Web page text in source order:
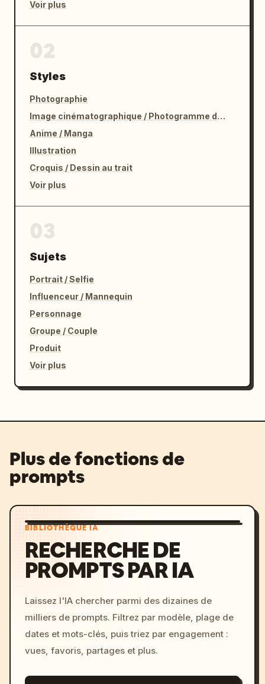
Voir plus
Styles
Photographie
Image cinématographique / Photogramme de film
Anime / Manga
Illustration
Croquis / Dessin au trait
Voir plus
Sujets
Portrait / Selfie
Influenceur / Mannequin
Personnage
Groupe / Couple
Produit
Voir plus
Plus de fonctions de
prompts
BIBLIOTHÈQUE IA
RECHERCHE DE
PROMPTS PAR IA
Laissez l'IA chercher parmi des dizaines de
milliers de prompts. Filtrez par modèle, plage de
dates et mots-clés, puis triez par engagement :
vues, favoris, partages et plus.